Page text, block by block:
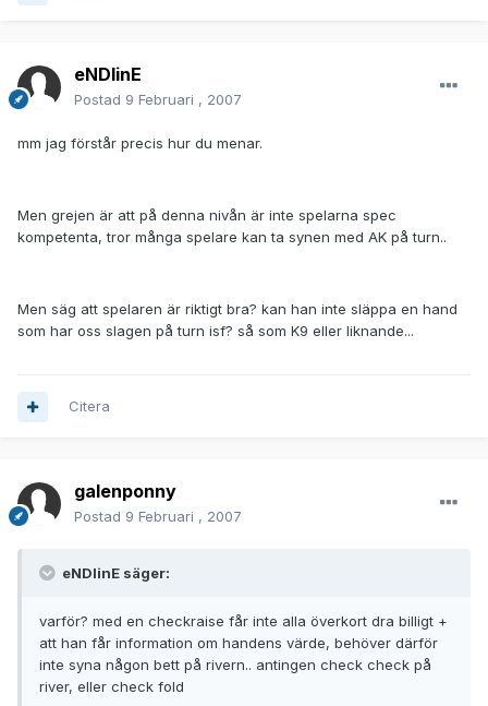
eNDlinE
Postad 9 Februari , 2007
mm jag förstår precis hur du menar.
Men grejen är att på denna nivån är inte spelarna spec
kompetenta, tror många spelare kan ta synen med AK på turn..
Men säg att spelaren är riktigt bra? kan han inte släppa en hand
som har oss slagen på turn isf? så som K9 eller liknande...
Citera
galenponny
Postad 9 Februari , 2007
eNDlinE säger:
varför? med en checkraise får inte alla överkort dra billigt +
att han får information om handens värde, behöver därför
inte syna någon bett på rivern.. antingen check check på
river, eller check fold